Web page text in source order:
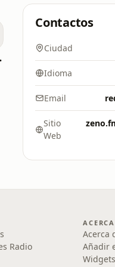
Contactos
Ciudad
Idioma
Email
Sitio
Web
Radio
Acerca
Añadir
Widgets